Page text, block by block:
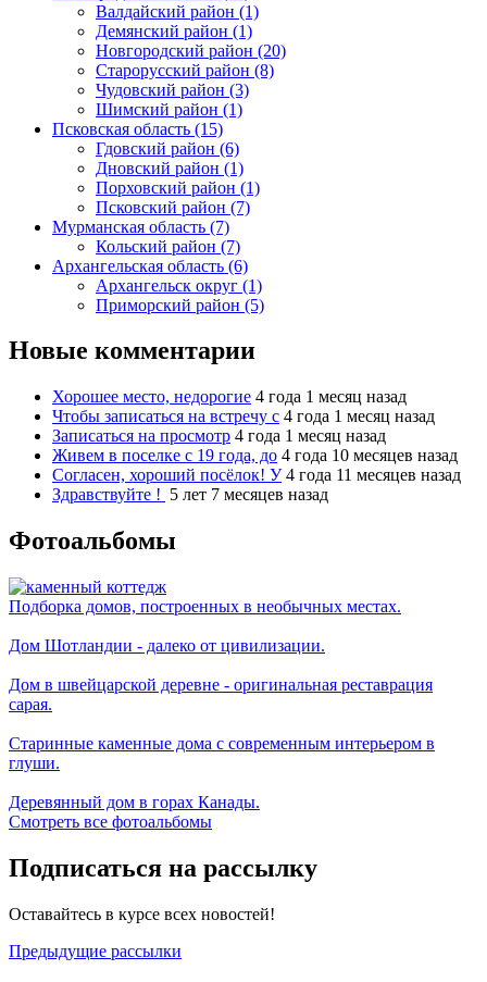
Валдайский район (1)
Демянский район (1)
Новгородский район (20)
Старорусский район (8)
Чудовский район (3)
Шимский район (1)
Псковская область (15)
Гдовский район (6)
Дновский район (1)
Порховский район (1)
Псковский район (7)
Мурманская область (7)
Кольский район (7)
Архангельская область (6)
Архангельск округ (1)
Приморский район (5)
Новые комментарии
Хорошее место, недорогие 4 года 1 месяц назад
Чтобы записаться на встречу с 4 года 1 месяц назад
Записаться на просмотр 4 года 1 месяц назад
Живем в поселке с 19 года, до 4 года 10 месяцев назад
Согласен, хороший посёлок! У 4 года 11 месяцев назад
Здравствуйте ! 5 лет 7 месяцев назад
Фотоальбомы
Подборка домов, построенных в необычных местах.
Дом Шотландии - далеко от цивилизации.
Дом в швейцарской деревне - оригинальная реставрация
сарая.
Старинные каменные дома с современным интерьером в
глуши.
Деревянный дом в горах Канады.
Смотреть все фотоальбомы
Подписаться на рассылку
Оставайтесь в курсе всех новостей!
Предыдущие рассылки